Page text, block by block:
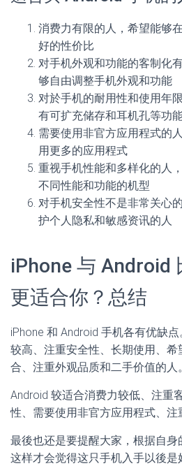
消费力有限的人，希望能够
好的性价比
对手机外观和功能的客制化
够自由调整手机外观和功能
对於手机的耐用性和使用年
有可扩充储存和耳机孔等功
需要使用非官方应用程式的
用更多的应用程式
重视手机性能和多样化的人
不同性能和功能的机型
对手机安全性不是非常关心
护个人隐私和敏感资讯的人
iPhone 与 Android
更适合你？总结
iPhone 和 Android 手机各有优缺
较高、注重安全性、长期使用、希
合、注重外观品质和二手价值的人。
Android 较适合消费力较低、注重
性、需要使用非官方应用程式、注
最後也还是要提醒大家，根据自身
这样才会觉得这只手机入手以後是